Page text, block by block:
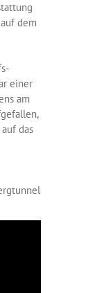
dem
einer
am
das